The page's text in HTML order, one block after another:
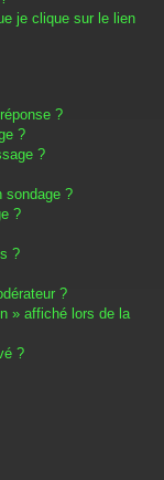
je clique sur le lien
?
?
?
sondage ?
?
?
?
» affiché lors de la
?